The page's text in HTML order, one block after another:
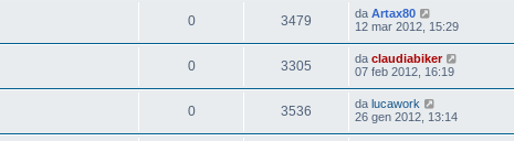
0 3479 da Artax80
12 mar 2012, 15:29
0 3305 da claudiabiker
07 feb 2012, 16:19
0 3536 da lucawork
26 gen 2012, 13:14